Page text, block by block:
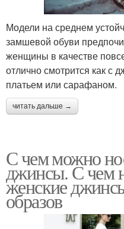
Модели на среднем
замшевой обуви
женщины в качестве
отлично смотрится как с
платьем или сарафаном.
читать дальше →
С чем можно
джинсы. С чем
женские
образов